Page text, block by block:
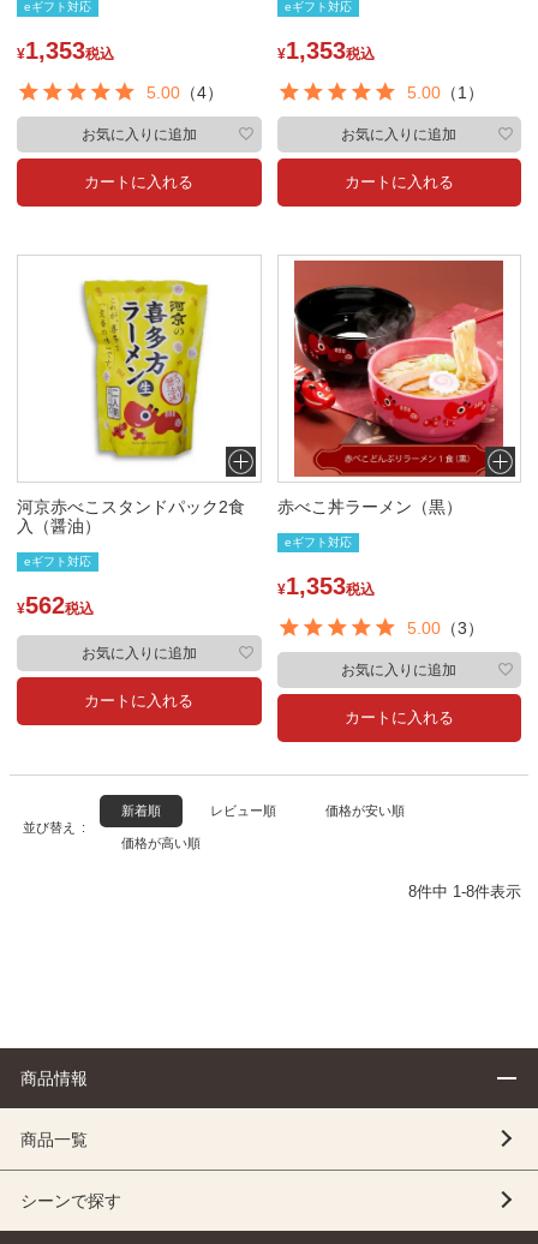
eギフト対応
¥1,353税込
5.00 （4）
カートに入れる
お気に入りに追加
eギフト対応
¥1,353税込
5.00（1）
カートに入れる
お気に入りに追加
河京赤べこスタンドパック2食
入（醤油）
eギフト対応
¥562税込
カートに入れる
お気に入りに追加
赤べこ丼ラーメン（黒）
eギフト対応
¥1,353税込
5.00（3）
カートに入れる
お気に入りに追加
並び替え
新着順 レビュー順 価格が安い順
価格が高い順
8件中 1-8件表示
商品情報
商品一覧
シーンで探す